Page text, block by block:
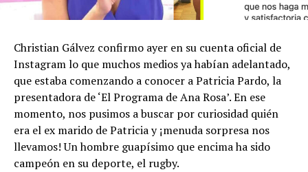
Christian Gálvez confirmo ayer en su cuenta oficial de
Instagram lo que muchos medios ya habían adelantado,
que estaba comenzando a conocer a Patricia Pardo, la
presentadora de ‘El Programa de Ana Rosa’. En ese
momento, nos pusimos a buscar por curiosidad quién
era el ex marido de Patricia y ¡menuda sorpresa nos
llevamos! Un hombre guapísimo que encima ha sido
campeón en su deporte, el rugby.